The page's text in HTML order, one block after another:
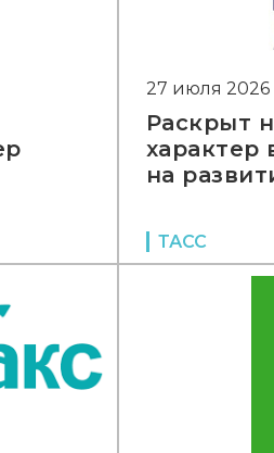
27 июля 2026
Раскрыт
характер
на
ТАСС